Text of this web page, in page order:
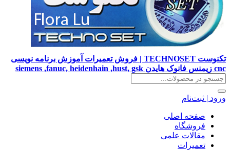
تکنوست TECHNOSET | فروش تعمیرات آموزش برنامه نویسی
cnc زیمنس فانوک هایدن siemens ,fanuc, heidenhain ,hust, gsk
ورود | ثبت‌نام
صفحه اصلی
فروشگاه
مقالات علمی
تعمیرات